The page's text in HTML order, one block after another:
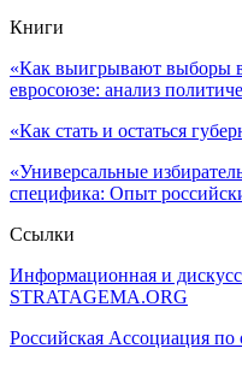
Книги
«Как выигрывают выборы
евросоюзе: анализ
«Как стать и остаться
«Универсальные
специфика: Опыт
Ссылки
Информационная и
STRATAGEMA.ORG
Российская Ассоциация по